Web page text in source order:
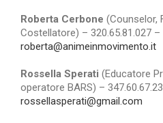
Roberta Cerbone (Counselor,
Costellatore) – 320.65.81.027 –
roberta@animeinmovimento.it
Rossella Sperati (Educatore
operatore BARS) –
rossellasperati@gmail.com